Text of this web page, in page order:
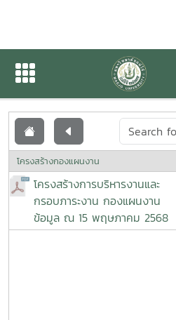
เอกสารเผยแพร่
โครงสร้างกองแผนงาน
โครงสร้างการบริหารงานและ
กรอบภาระงาน กองแผนงาน
ข้อมูล ณ 15 พฤษภาคม 2568